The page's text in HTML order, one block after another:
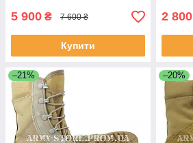
5 900 ₴ 7 600 ₴
Купити
2 800
–21% –20%